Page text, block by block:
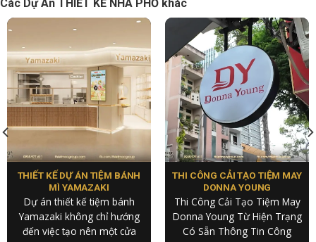
Các Dự Án THIẾT KẾ NHÀ PHỐ khác
THIẾT KẾ DỰ ÁN TIỆM BÁNH
MÌ YAMAZAKI
Dự án thiết kế tiệm bánh
Yamazaki không chỉ hướng
đến việc tạo nên một cửa
THI CÔNG CẢI TẠO TIỆM MAY
DONNA YOUNG
Thi Công Cải Tạo Tiệm May
Donna Young Từ Hiện Trạng
Có Sẵn Thông Tin Công